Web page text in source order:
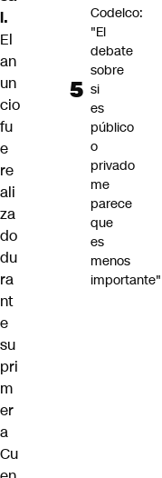
l.
El
an
un
cio
fu
e
re
ali
za
do
du
ra
nt
e
su
pri
m
er
a
Cu
Codelco:
"El
debate
sobre
si
es
público
o
privado
me
parece
que
es
menos
importante"